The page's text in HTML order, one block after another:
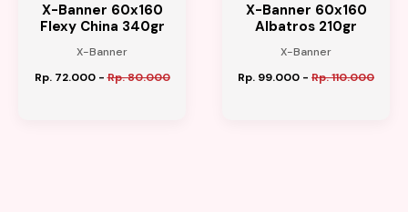
X-Banner 60x160
Flexy China 340gr
X-Banner
Rp. 72.000-Rp. 80.000
X-Banner 60x160
Albatros 210gr
X-Banner
Rp. 99.000 - Rp. 110.000